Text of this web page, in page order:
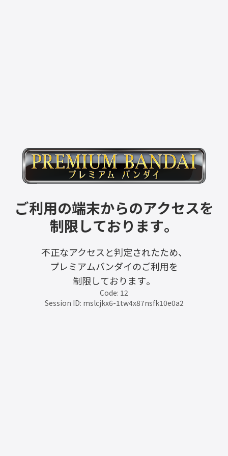
ご利用の端末からのアクセスを
制限しております。
不正なアクセスと判定されたため、
プレミアムバンダイのご利用を
制限しております。
Code: 12
Session ID: mslcjkx6-1tw4x87nsfk10e0a2